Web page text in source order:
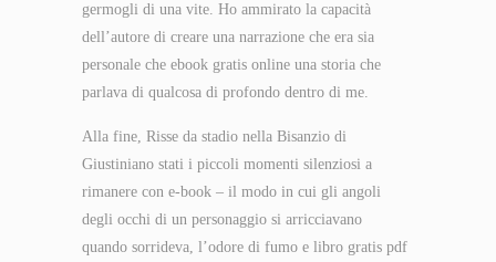
germogli di una vite. Ho ammirato la capacità
dell’autore di creare una narrazione che era sia
personale che ebook gratis online una storia che
parlava di qualcosa di profondo dentro di me.
Alla fine, Risse da stadio nella Bisanzio di
Giustiniano stati i piccoli momenti silenziosi a
rimanere con e-book – il modo in cui gli angoli
degli occhi di un personaggio si arricciavano
quando sorrideva, l’odore di fumo e libro gratis pdf